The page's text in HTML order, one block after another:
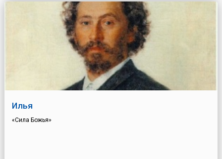
Илья
«Сила Божья»